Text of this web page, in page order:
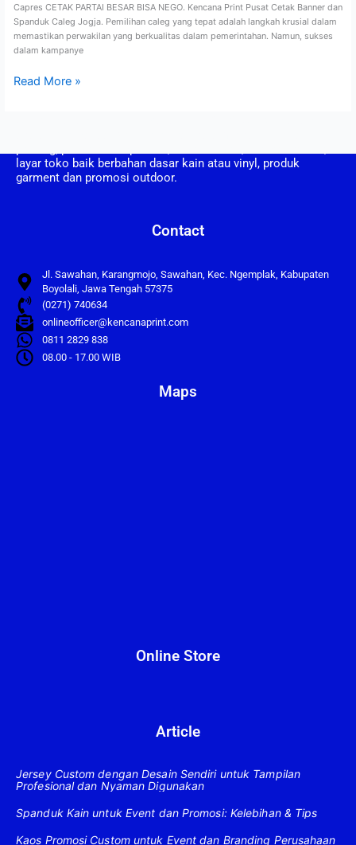
Capres CETAK PARTAI BESAR BISA NEGO. Kencana Print Pusat Cetak Banner dan
Spanduk Caleg Jogja. Pemilihan caleg yang tepat adalah langkah krusial dalam
memastikan perwakilan yang berkualitas dalam pemerintahan. Namun, sukses
dalam kampanye
Read More »
layar toko baik berbahan dasar kain atau vinyl, produk
garment dan promosi outdoor.
Contact
Jl. Sawahan, Karangmojo, Sawahan, Kec. Ngemplak, Kabupaten
Boyolali, Jawa Tengah 57375
(0271) 740634
onlineofficer@kencanaprint.com
0811 2829 838
08.00 - 17.00 WIB
Maps
Online Store
Article
Jersey Custom dengan Desain Sendiri untuk Tampilan
Profesional dan Nyaman Digunakan
Spanduk Kain untuk Event dan Promosi: Kelebihan & Tips
Kaos Promosi Custom untuk Event dan Branding Perusahaan